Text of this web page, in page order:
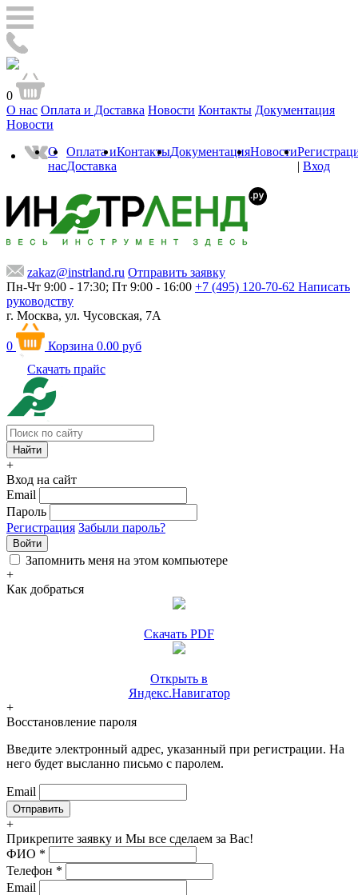
0
О нас Оплата и Доставка Новости Контакты Документация
Новости
О
нас
Оплата и
Доставка
КонтактыДокументацияНовости
| Вход
zakaz@instrland.ru Отправить заявку
Пн-Чт 9:00 - 17:30; Пт 9:00 - 16:00 +7 (495) 120-70-62 Написать
руководству
г. Москва, ул. Чусовская, 7А
0 Корзина 0.00 руб
Скачать прайс
+
Вход на сайт
Email
Пароль
Регистрация Забыли пароль?
Войти
Запомнить меня на этом компьютере
+
Как добраться
Скачать PDF
Открыть в
Яндекс.Навигатор
+
Восстановление пароля
Введите электронный адрес, указанный при регистрации. На
него будет высланно письмо с паролем.
Email
+
Прикрепите заявку и Мы все сделаем за Вас!
ФИО *
Телефон *
Email